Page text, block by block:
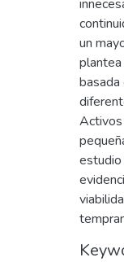
un
Activos
estudio